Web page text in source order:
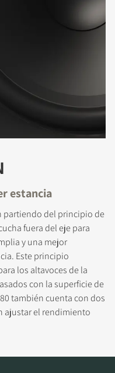
estancia
partiendo del principio de
fuera del eje para
y una mejor
Este principio
los altavoces de la
con la superficie de
también cuenta con dos
ajustar el rendimiento
y accede al
para descargar